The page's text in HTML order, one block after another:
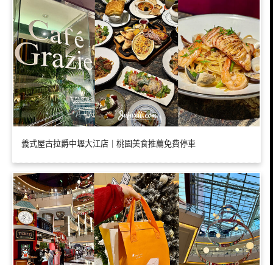
義式屋古拉爵中壢大江店｜桃園美食推薦免費停車